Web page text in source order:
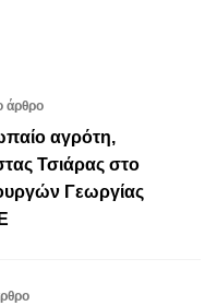
άρθρο
αγρότη,
Τσιάρας στο
Γεωργίας